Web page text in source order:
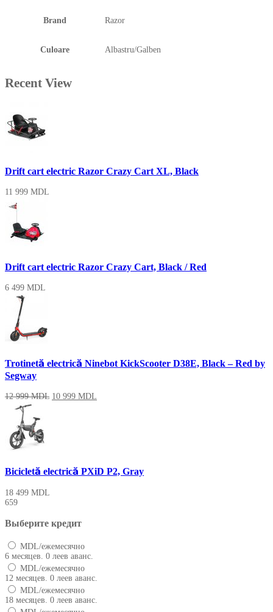
Brand Razor
Culoare Albastru/Galben
Recent View
Drift cart electric Razor Crazy Cart XL, Black
11 999 MDL
Drift cart electric Razor Crazy Cart, Black / Red
6 499 MDL
Trotinetă electrică Ninebot KickScooter D38E, Black – Red by
Segway
12 999MDL 10 999 MDL
Bicicletă electrică PXiD P2, Gray
18 499 MDL
659
Выберите кредит
MDL/ежемесячно
6 месяцев. 0 леев аванс.
MDL/ежемесячно
12 месяцев. 0 леев аванс.
MDL/ежемесячно
18 месяцев. 0 леев аванс.